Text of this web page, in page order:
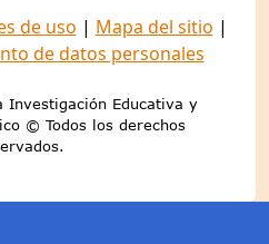
de uso | Mapa del sitio |
de datos personales
Investigación Educativa y
© Todos los derechos